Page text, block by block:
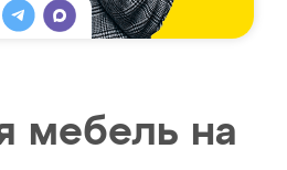
мебель на